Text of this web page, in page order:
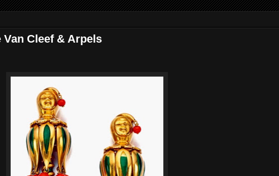
Cleef & Arpels